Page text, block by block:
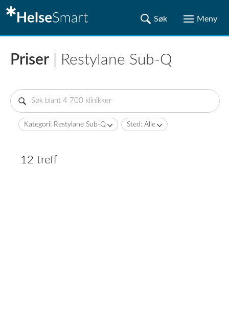
Priser | Restylane Sub-Q
Kategori: Restylane Sub-Q Sted: Alle
12 treff